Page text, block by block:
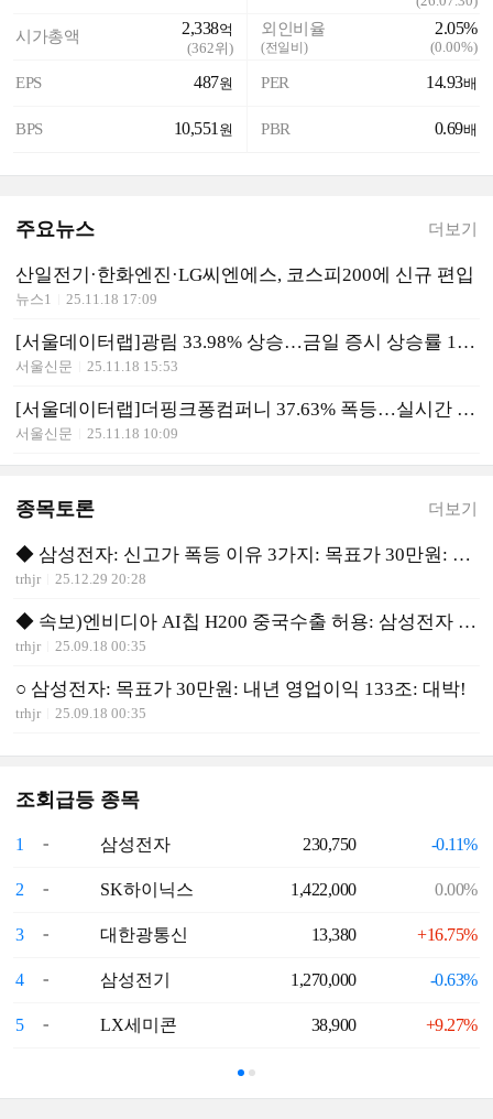
시가총액 2,338억
(362위)
EPS 487원
BPS 10,551 원
외인비율
(전일비)
2.05%
(0.00%)
PER 14.93배
PBR 0.69배
주요뉴스 더보기
산일전기·한화엔진·LG씨엔에스, 코스피200에 신규 편입
뉴스1 25.11.18 17:09
[서울데이터랩]광림 33.98% 상승…금일 증시 상승률 1위로 마감
서울신문 25.11.18 15:53
[서울데이터랩]더핑크퐁컴퍼니 37.63% 폭등…실시간 상승률 1위
서울신문 25.11.18 10:09
종목토론 더보기
◆ 삼성전자: 신고가 폭등 이유 3가지: 목표가 30만원: 선 매수 유리
trhjr 25.12.29 20:28
◆ 속보)엔비디아 AI칩 H200 중국수출 허용: 삼성전자 대박
trhjr 25.09.18 00:35
○ 삼성전자: 목표가 30만원: 내년 영업이익 133조: 대박!
trhjr 25.09.18 00:35
조회급등 종목
1 삼성전자 230,750 -0.11%
2 SK하이닉스 1,422,000 0.00%
3 대한광통신 13,380 +16.75%
4 삼성전기 1,270,000 -0.63%
5 LX세미콘 38,900 +9.27%